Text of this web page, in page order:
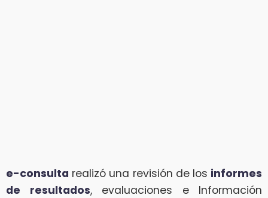
e-consulta realizó una revisión de los informes
de resultados, evaluaciones e Información